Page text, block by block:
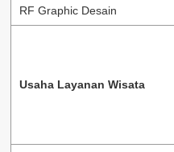
RF Graphic Desain
Usaha Layanan Wisata